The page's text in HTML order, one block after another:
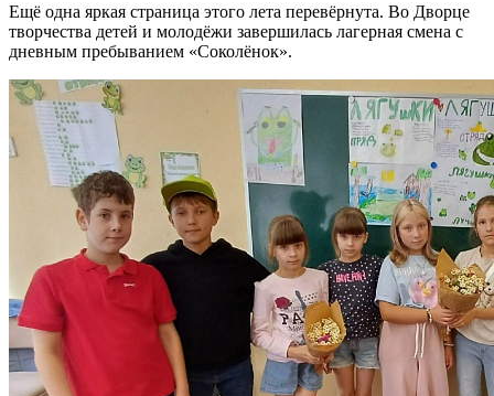
Ещё одна яркая страница этого лета перевёрнута. Во Дворце
творчества детей и молодёжи завершилась лагерная смена с
дневным пребыванием «Соколёнок».